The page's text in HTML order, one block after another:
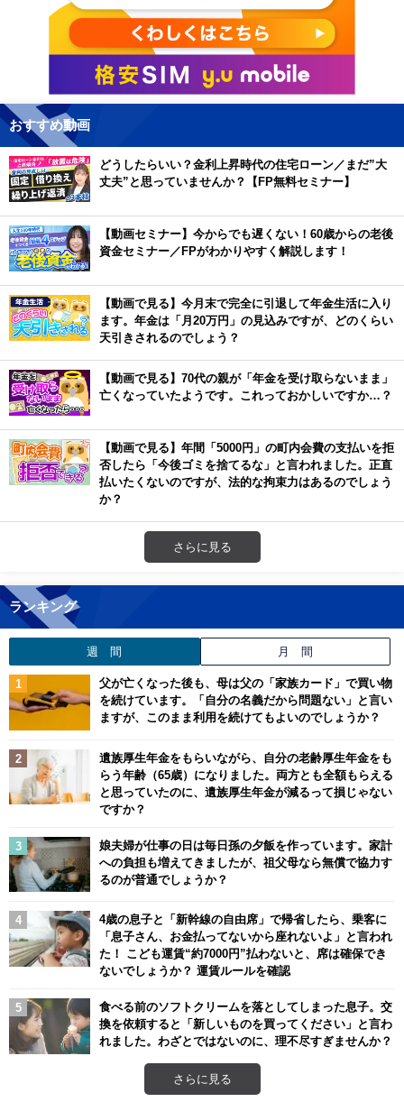
おすすめ動画
どうしたらいい？金利上昇時代の住宅ローン／まだ”大
丈夫”と思っていませんか？【FP無料セミナー】
【動画セミナー】今からでも遅くない！60歳からの老後
資金セミナー／FPがわかりやすく解説します！
【動画で見る】今月末で完全に引退して年金生活に入り
ます。年金は「月20万円」の見込みですが、どのくらい
天引きされるのでしょう？
【動画で見る】70代の親が「年金を受け取らないまま」
亡くなっていたようです。これっておかしいですか…？
【動画で見る】年間「5000円」の町内会費の支払いを拒
否したら「今後ゴミを捨てるな」と言われました。正直
払いたくないのですが、法的な拘束力はあるのでしょう
か？
さらに見る
ランキング
週 間 月 間
父が亡くなった後も、母は父の「家族カード」で買い物
を続けています。「自分の名義だから問題ない」と言い
ますが、このまま利用を続けてもよいのでしょうか？
遺族厚生年金をもらいながら、自分の老齢厚生年金をも
らう年齢（65歳）になりました。両方とも全額もらえる
と思っていたのに、遺族厚生年金が減るって損じゃない
ですか？
娘夫婦が仕事の日は毎日孫の夕飯を作っています。家計
への負担も増えてきましたが、祖父母なら無償で協力す
るのが普通でしょうか？
4歳の息子と「新幹線の自由席」で帰省したら、乗客に
「息子さん、お金払ってないから座れないよ」と言われ
た！ こども運賃“約7000円”払わないと、席は確保でき
ないでしょうか？ 運賃ルールを確認
食べる前のソフトクリームを落としてしまった息子。交
換を依頼すると「新しいものを買ってください」と言わ
れました。わざとではないのに、理不尽すぎませんか？
さらに見る